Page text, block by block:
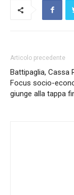
Articolo precedente
Battipaglia, Cassa
Focus socio-
giunge alla tappa